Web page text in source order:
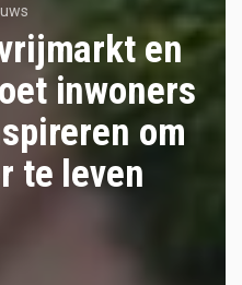
en
inwoners
om
te leven